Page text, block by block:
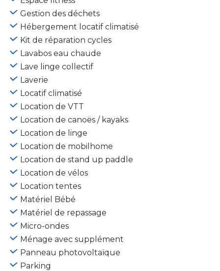
Gestion des déchets
Hébergement locatif climatisé
Kit de réparation cycles
Lavabos eau chaude
Lave linge collectif
Laverie
Locatif climatisé
Location de VTT
Location de canoës / kayaks
Location de linge
Location de mobilhome
Location de stand up paddle
Location de vélos
Location tentes
Matériel Bébé
Matériel de repassage
Micro-ondes
Ménage avec supplément
Panneau photovoltaïque
Parking